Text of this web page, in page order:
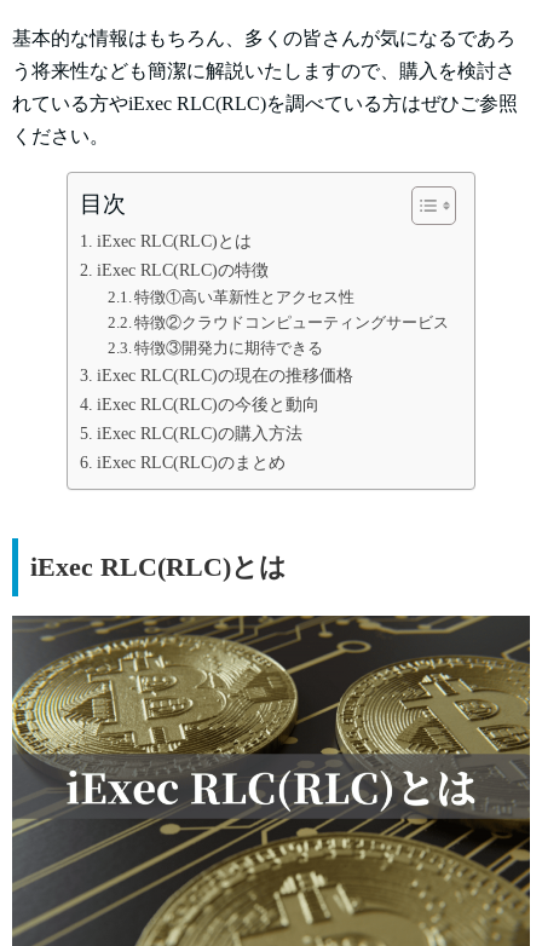
基本的な情報はもちろん、多くの皆さんが気になるであろ
う将来性なども簡潔に解説いたしますので、購入を検討さ
れている方やiExec RLC(RLC)を調べている方はぜひご参照
ください。
目次
iExec RLC(RLC)とは
iExec RLC(RLC)の特徴
特徴①高い革新性とアクセス性
特徴②クラウドコンピューティングサービス
特徴③開発力に期待できる
iExec RLC(RLC)の現在の推移価格
iExec RLC(RLC)の今後と動向
iExec RLC(RLC)の購入方法
iExec RLC(RLC)のまとめ
iExec RLC(RLC)とは